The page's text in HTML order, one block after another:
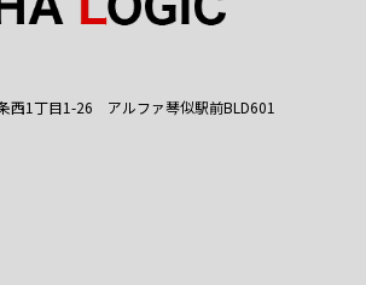
西1丁目1-26 アルファ琴似駅前BLD601